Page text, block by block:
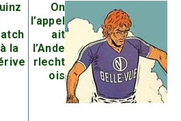
la
On
l’appel
ait
l’Ande
rlecht
ois